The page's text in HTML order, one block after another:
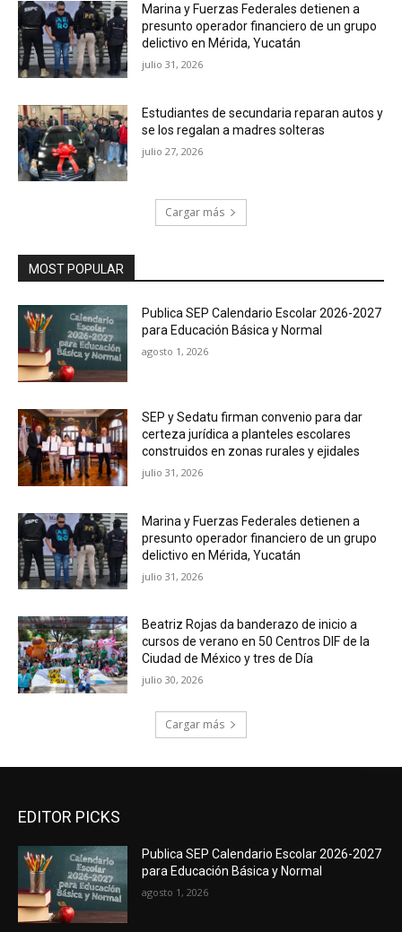
Marina y Fuerzas Federales detienen a
presunto operador financiero de un grupo
delictivo en Mérida, Yucatán
julio 31, 2026
Estudiantes de secundaria reparan autos y
se los regalan a madres solteras
julio 27, 2026
Cargar más
MOST POPULAR
Publica SEP Calendario Escolar 2026-2027
para Educación Básica y Normal
agosto 1, 2026
SEP y Sedatu firman convenio para dar
certeza jurídica a planteles escolares
construidos en zonas rurales y ejidales
julio 31, 2026
Marina y Fuerzas Federales detienen a
presunto operador financiero de un grupo
delictivo en Mérida, Yucatán
julio 31, 2026
Beatriz Rojas da banderazo de inicio a
cursos de verano en 50 Centros DIF de la
Ciudad de México y tres de Día
julio 30, 2026
Cargar más
EDITOR PICKS
Publica SEP Calendario Escolar 2026-2027
para Educación Básica y Normal
agosto 1, 2026